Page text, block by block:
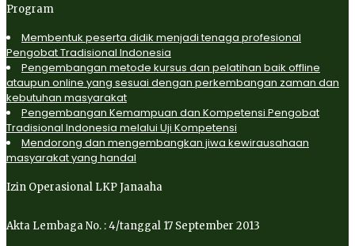
Program
Membentuk peserta didik menjadi tenaga profesional
Pengobat Tradisional Indonesia
Pengembangan metode kursus dan pelatihan baik offline
ataupun online yang sesuai dengan perkembangan zaman dan
kebutuhan masyarakat
Pengembangan Kemampuan dan Kompetensi Pengobat
Tradisional Indonesia melalui Uji Kompetensi
Mendorong dan mengembangkan jiwa kewirausahaan
masyarakat yang handal
Izin Operasional LKP Janaaha
Akta Lembaga No. : 4/tanggal 17 September 2013